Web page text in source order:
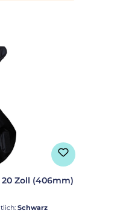
20 Zoll (406mm)
Schwarz